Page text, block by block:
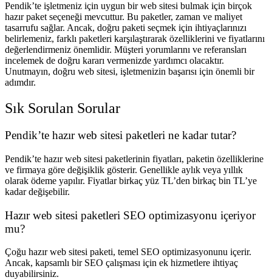
Pendik’te işletmeniz için uygun bir web sitesi bulmak için birçok
hazır paket seçeneği mevcuttur. Bu paketler, zaman ve maliyet
tasarrufu sağlar. Ancak, doğru paketi seçmek için ihtiyaçlarınızı
belirlemeniz, farklı paketleri karşılaştırarak özelliklerini ve fiyatlarını
değerlendirmeniz önemlidir. Müşteri yorumlarını ve referansları
incelemek de doğru kararı vermenizde yardımcı olacaktır.
Unutmayın, doğru web sitesi, işletmenizin başarısı için önemli bir
adımdır.
Sık Sorulan Sorular
Pendik’te hazır web sitesi paketleri ne kadar tutar?
Pendik’te hazır web sitesi paketlerinin fiyatları, paketin özelliklerine
ve firmaya göre değişiklik gösterir. Genellikle aylık veya yıllık
olarak ödeme yapılır. Fiyatlar birkaç yüz TL’den birkaç bin TL’ye
kadar değişebilir.
Hazır web sitesi paketleri SEO optimizasyonu içeriyor
mu?
Çoğu hazır web sitesi paketi, temel SEO optimizasyonunu içerir.
Ancak, kapsamlı bir SEO çalışması için ek hizmetlere ihtiyaç
duyabilirsiniz.